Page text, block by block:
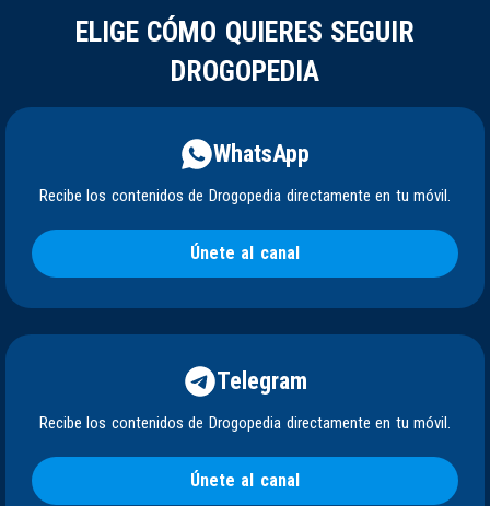
ELIGE CÓMO QUIERES SEGUIR
DROGOPEDIA
WhatsApp
Recibe los contenidos de Drogopedia directamente en tu móvil.
Únete al canal
Telegram
Recibe los contenidos de Drogopedia directamente en tu móvil.
Únete al canal